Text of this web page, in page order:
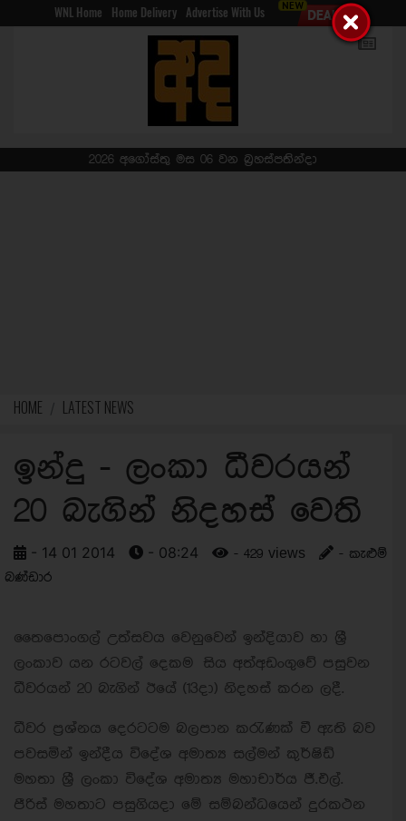
WNL Home Home Delivery Advertise With Us
2026 අගෝස්තු මස 06 වන බ්‍රහස්පතින්දා
HOME LATEST NEWS
ඉන්දු - ලංකා ධීවරයන්
20 බැගින් නිදහස් වෙති
- 14 01 2014 - 08:24 - 429 views
- කැළුම්
බණ්ඩාර
තෛපොංගල් උත්සවය වෙනුවෙන් ඉන්දියාව හා ශ්‍රී
ලංකාව යන රටවල් දෙකම සිය අත්අඩංගුවේ පසුවන
ධීවරයන් 20 බැගින් ඊයේ (13දා) නිදහස් කරන ලදී.
ධීවර ප්‍රශ්නය දෙරටටම බලපාන කරැණක් වී ඇති බව
පවසමින් ඉන්දීය විදේශ අමාත්‍ය සල්මන් කුර්ෂිඩ්
මහතා ශ්‍රී ලංකා විදේශ අමාත්‍ය මහාචාර්ය ජී.එල්.
පීරිස් මහතාට පසුගියදා මේ සම්බන්ධයෙන් දුරකථන